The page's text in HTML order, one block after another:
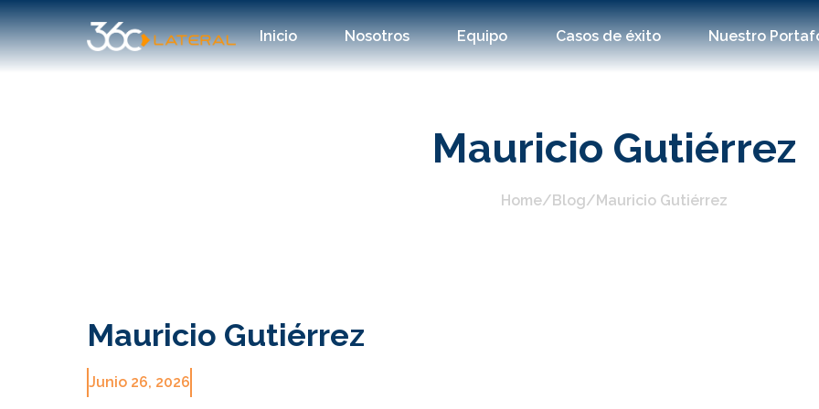
Inicio Nosotros Equipo Casos de éxito Nuestro
Mauricio Gutiérrez
Home/Blog/Mauricio Gutiérrez
Mauricio Gutiérrez
Junio 26, 2026